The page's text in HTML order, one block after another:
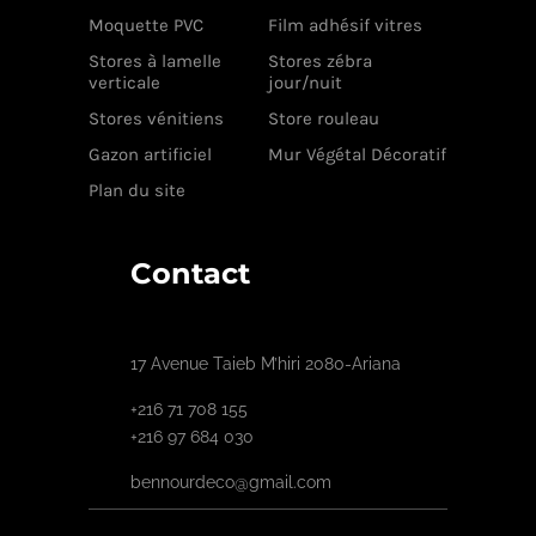
Moquette PVC
Film adhésif vitres
Stores à lamelle
verticale
Stores zébra
jour/nuit
Stores vénitiens
Store rouleau
Gazon artificiel
Mur Végétal Décoratif
Plan du site
Contact
17 Avenue Taieb M’hiri 2080-Ariana
+216 71 708 155
+216 97 684 030
bennourdeco@gmail.com